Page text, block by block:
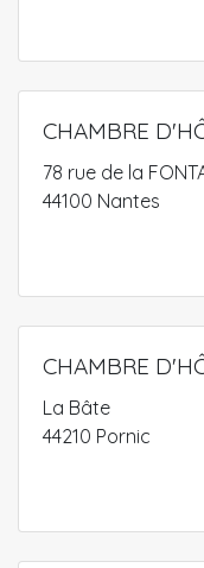
CHAMBRE
78 rue de la
44100 Nantes
CHAMBRE
La Bâte
44210 Pornic